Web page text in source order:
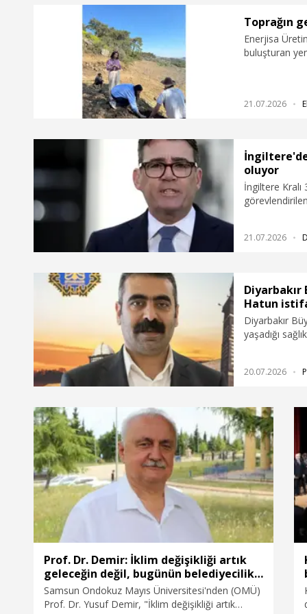
Toprağın
Enerjisa
buluşturan
21.07.2026
oluyor
İngiltere Kralı
21.07.2026
Diyarbakır
Hatun
Diyarbakır
yaşadığı
20.07.2026
Prof. Dr. Demir: İklim değişikliği artık
geleceğin değil, bugünün belediyecilik
meselesidir
Samsun Ondokuz Mayıs Üniversitesi'nden (OMÜ)
Prof. Dr. Yusuf Demir, "İklim değişikliği artık